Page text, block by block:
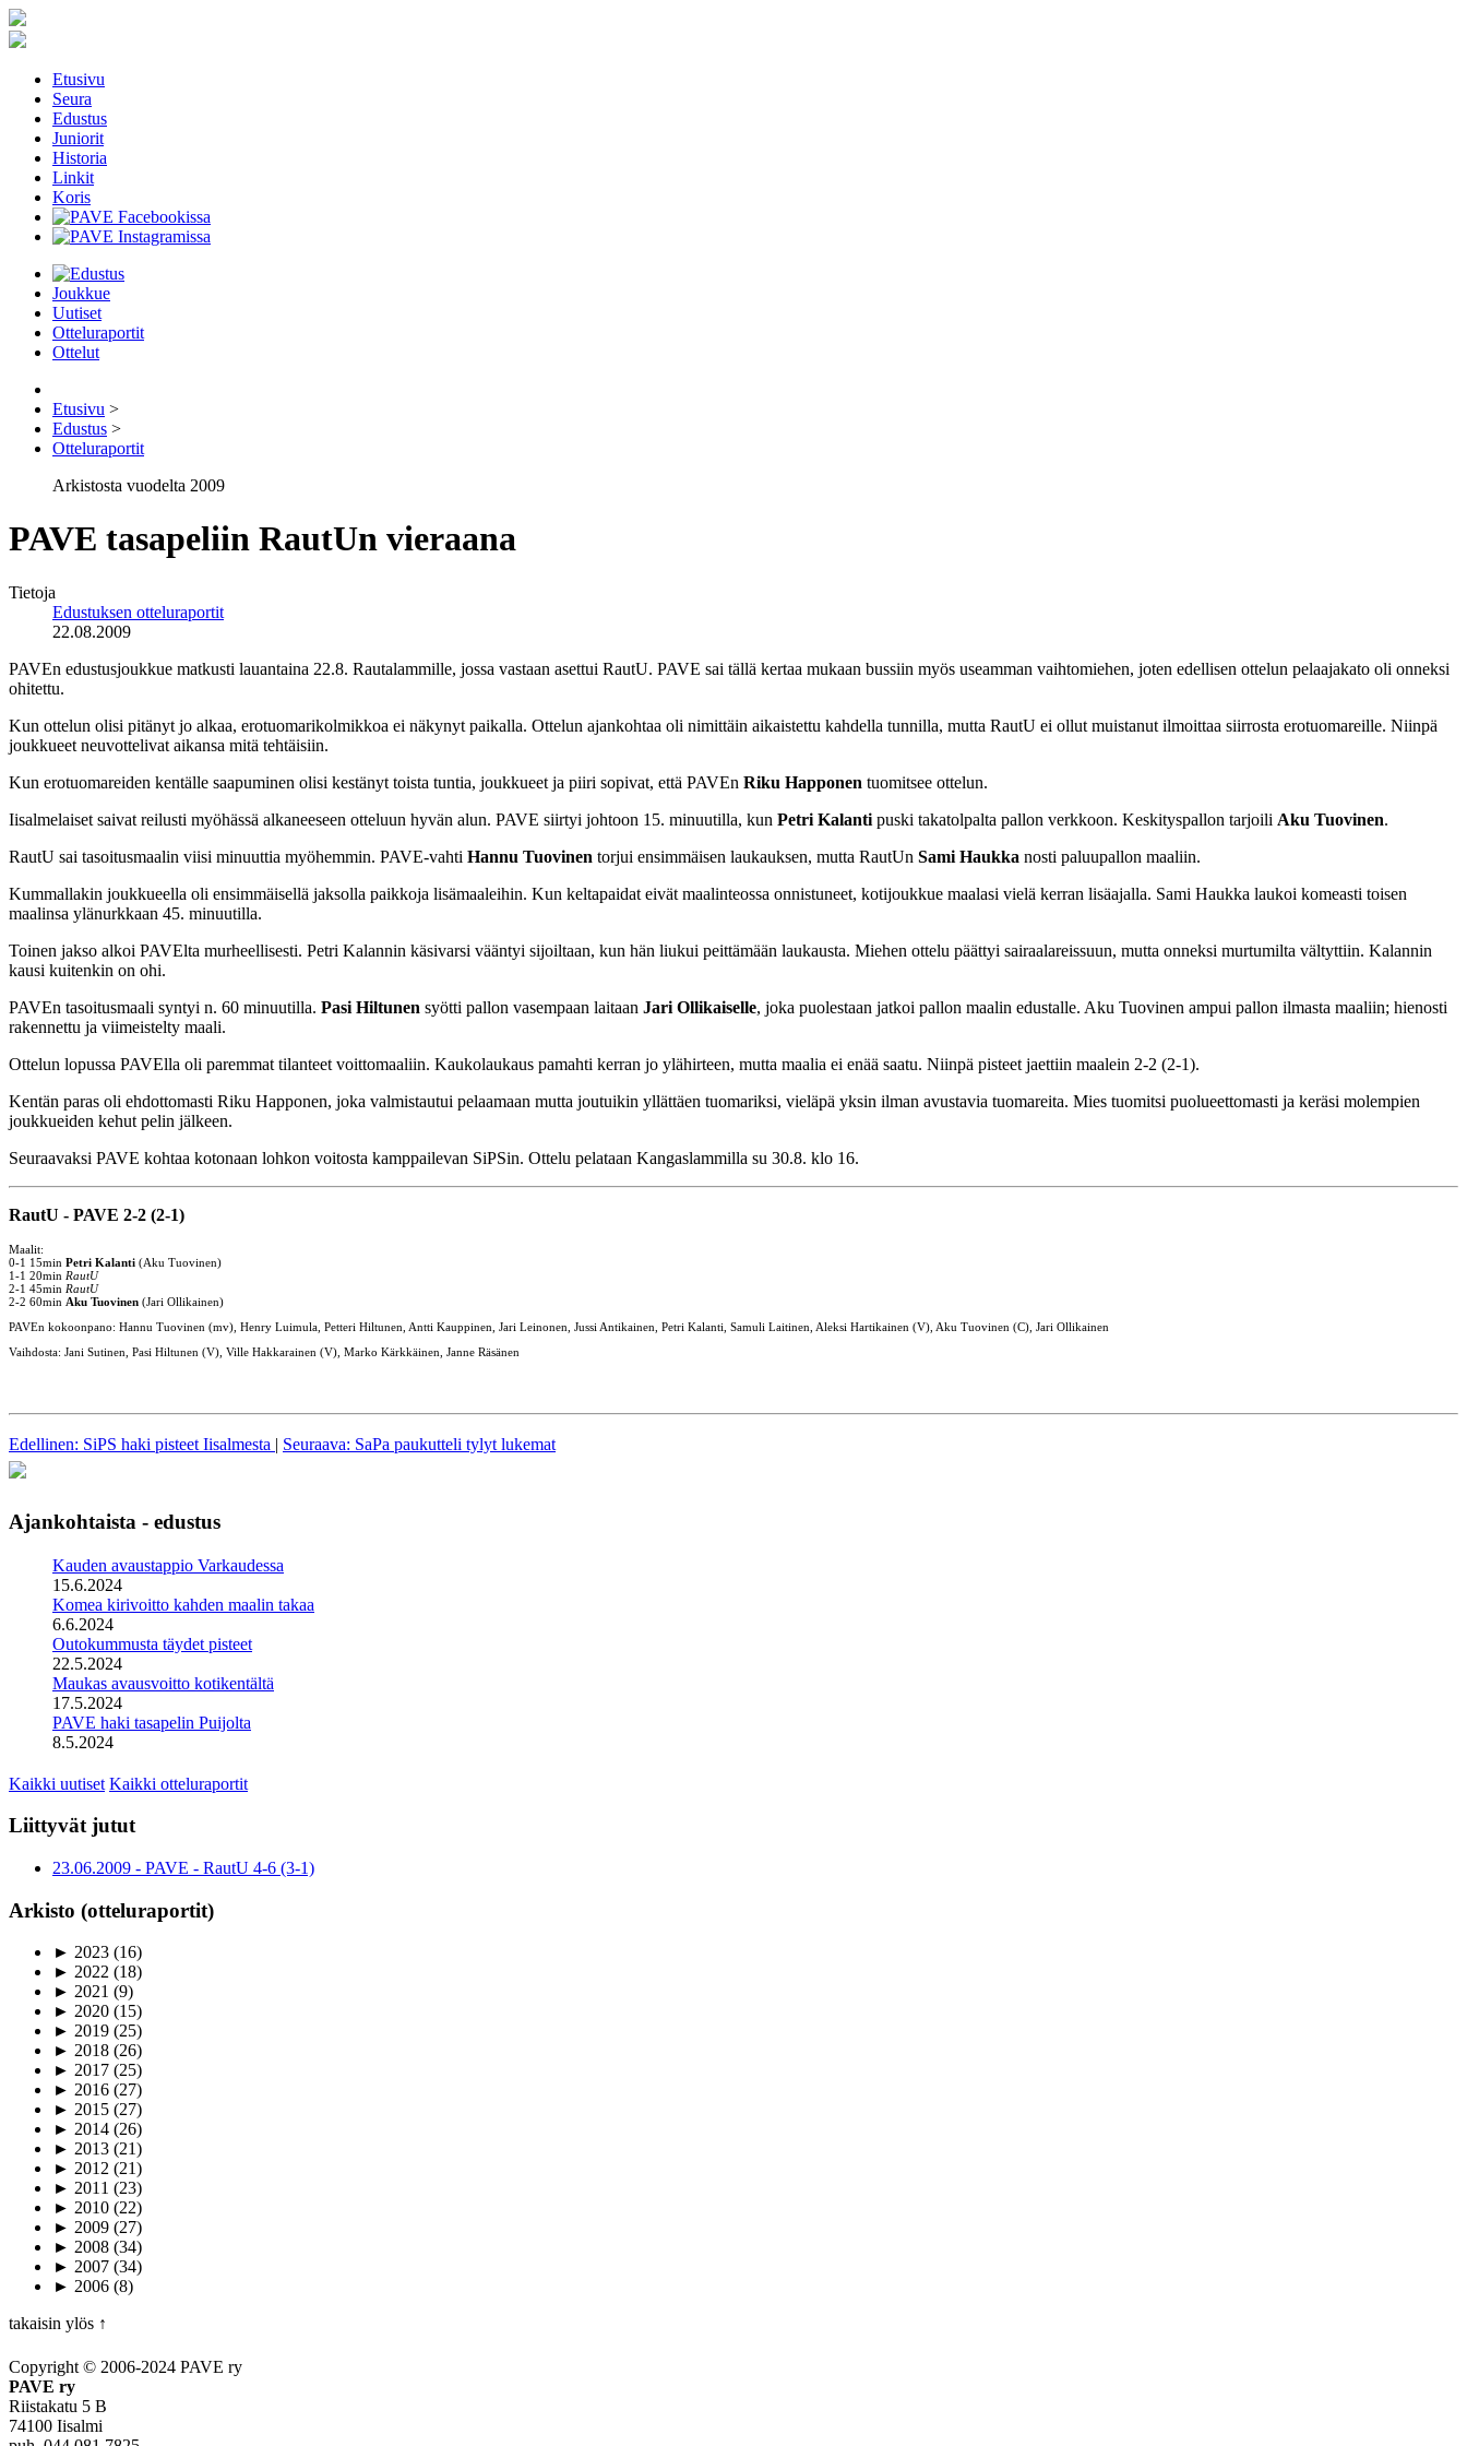
Etusivu
Seura
Edustus
Juniorit
Historia
Linkit
Koris
Joukkue
Uutiset
Otteluraportit
Ottelut
Etusivu >
Edustus >
Otteluraportit
Arkistosta vuodelta 2009
PAVE tasapeliin RautUn vieraana
Tietoja
Edustuksen otteluraportit
22.08.2009
PAVEn edustusjoukkue matkusti lauantaina 22.8. Rautalammille, jossa vastaan asettui RautU. PAVE sai tällä kertaa mukaan bussiin myös useamman vaihtomiehen, joten edellisen ottelun pelaajakato oli onneksi
ohitettu.
Kun ottelun olisi pitänyt jo alkaa, erotuomarikolmikkoa ei näkynyt paikalla. Ottelun ajankohtaa oli nimittäin aikaistettu kahdella tunnilla, mutta RautU ei ollut muistanut ilmoittaa siirrosta erotuomareille. Niinpä
joukkueet neuvottelivat aikansa mitä tehtäisiin.
Kun erotuomareiden kentälle saapuminen olisi kestänyt toista tuntia, joukkueet ja piiri sopivat, että PAVEn Riku Happonen tuomitsee ottelun.
Iisalmelaiset saivat reilusti myöhässä alkaneeseen otteluun hyvän alun. PAVE siirtyi johtoon 15. minuutilla, kun Petri Kalanti puski takatolpalta pallon verkkoon. Keskityspallon tarjoili Aku Tuovinen.
RautU sai tasoitusmaalin viisi minuuttia myöhemmin. PAVE-vahti Hannu Tuovinen torjui ensimmäisen laukauksen, mutta RautUn Sami Haukka nosti paluupallon maaliin.
Kummallakin joukkueella oli ensimmäisellä jaksolla paikkoja lisämaaleihin. Kun keltapaidat eivät maalinteossa onnistuneet, kotijoukkue maalasi vielä kerran lisäajalla. Sami Haukka laukoi komeasti toisen
maalinsa ylänurkkaan 45. minuutilla.
Toinen jakso alkoi PAVElta murheellisesti. Petri Kalannin käsivarsi vääntyi sijoiltaan, kun hän liukui peittämään laukausta. Miehen ottelu päättyi sairaalareissuun, mutta onneksi murtumilta vältyttiin. Kalannin
kausi kuitenkin on ohi.
PAVEn tasoitusmaali syntyi n. 60 minuutilla. Pasi Hiltunen syötti pallon vasempaan laitaan Jari Ollikaiselle, joka puolestaan jatkoi pallon maalin edustalle. Aku Tuovinen ampui pallon ilmasta maaliin; hienosti
rakennettu ja viimeistelty maali.
Ottelun lopussa PAVElla oli paremmat tilanteet voittomaaliin. Kaukolaukaus pamahti kerran jo ylähirteen, mutta maalia ei enää saatu. Niinpä pisteet jaettiin maalein 2-2 (2-1).
Kentän paras oli ehdottomasti Riku Happonen, joka valmistautui pelaamaan mutta joutuikin yllättäen tuomariksi, vieläpä yksin ilman avustavia tuomareita. Mies tuomitsi puolueettomasti ja keräsi molempien
joukkueiden kehut pelin jälkeen.
Seuraavaksi PAVE kohtaa kotonaan lohkon voitosta kamppailevan SiPSin. Ottelu pelataan Kangaslammilla su 30.8. klo 16.
RautU - PAVE 2-2 (2-1)
Maalit:
0-1 15min Petri Kalanti (Aku Tuovinen)
1-1 20min RautU
2-1 45min RautU
2-2 60min Aku Tuovinen (Jari Ollikainen)
PAVEn kokoonpano: Hannu Tuovinen (mv), Henry Luimula, Petteri Hiltunen, Antti Kauppinen, Jari Leinonen, Jussi Antikainen, Petri Kalanti, Samuli Laitinen, Aleksi Hartikainen (V), Aku Tuovinen (C), Jari Ollikainen
Vaihdosta: Jani Sutinen, Pasi Hiltunen (V), Ville Hakkarainen (V), Marko Kärkkäinen, Janne Räsänen
Edellinen: SiPS haki pisteet Iisalmesta | Seuraava: SaPa paukutteli tylyt lukemat
Ajankohtaista - edustus
Kauden avaustappio Varkaudessa
15.6.2024
Komea kirivoitto kahden maalin takaa
6.6.2024
Outokummusta täydet pisteet
22.5.2024
Maukas avausvoitto kotikentältä
17.5.2024
PAVE haki tasapelin Puijolta
8.5.2024
Kaikki uutiset Kaikki otteluraportit
Liittyvät jutut
23.06.2009 - PAVE - RautU 4-6 (3-1)
Arkisto (otteluraportit)
► 2023 (16)
► 2022 (18)
► 2021 (9)
► 2020 (15)
► 2019 (25)
► 2018 (26)
► 2017 (25)
► 2016 (27)
► 2015 (27)
► 2014 (26)
► 2013 (21)
► 2012 (21)
► 2011 (23)
► 2010 (22)
► 2009 (27)
► 2008 (34)
► 2007 (34)
► 2006 (8)
takaisin ylös ↑
Copyright © 2006-2024 PAVE ry
PAVE ry
Riistakatu 5 B
74100 Iisalmi